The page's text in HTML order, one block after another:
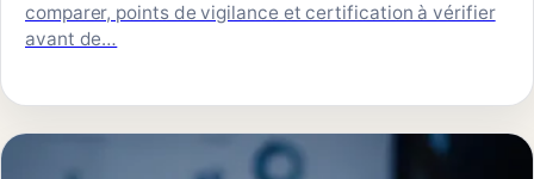
comparer, points de vigilance et certification à vérifier
avant de…